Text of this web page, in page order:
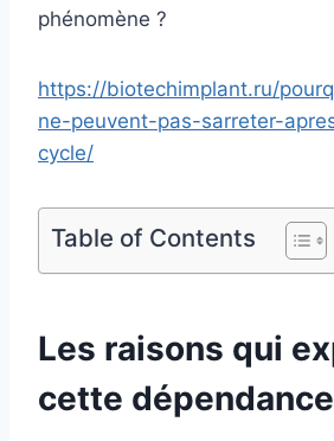
phénomène ?
https://biotechimplant.ru/
ne-peuvent-pas-sarreter-
cycle/
Table of Contents
Les raisons qui
cette dépendance